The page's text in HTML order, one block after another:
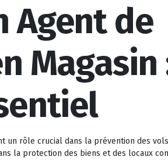
Agent de
Magasin
un rôle crucial dans la prévention des
la protection des biens et des locaux